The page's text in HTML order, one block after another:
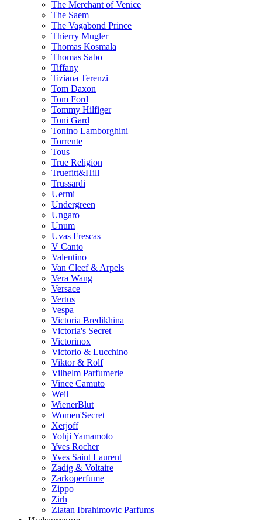
The Merchant of Venice
The Saem
The Vagabond Prince
Thierry Mugler
Thomas Kosmala
Thomas Sabo
Tiffany
Tiziana Terenzi
Tom Daxon
Tom Ford
Tommy Hilfiger
Toni Gard
Tonino Lamborghini
Torrente
Tous
True Religion
Truefitt&Hill
Trussardi
Uermi
Undergreen
Ungaro
Unum
Uvas Frescas
V Canto
Valentino
Van Cleef & Arpels
Vera Wang
Versace
Vertus
Vespa
Victoria Bredikhina
Victoria's Secret
Victorinox
Victorio & Lucchino
Viktor & Rolf
Vilhelm Parfumerie
Vince Camuto
Weil
WienerBlut
Women'Secret
Xerjoff
Yohji Yamamoto
Yves Rocher
Yves Saint Laurent
Zadig & Voltaire
Zarkoperfume
Zippo
Zirh
Zlatan Ibrahimovic Parfums